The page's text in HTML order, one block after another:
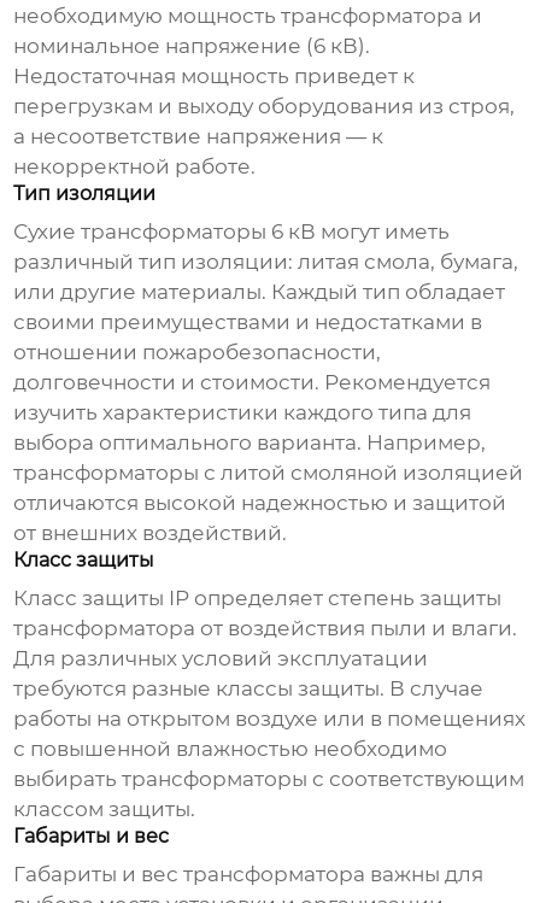
необходимую мощность трансформатора и
номинальное напряжение (6 кВ).
Недостаточная мощность приведет к
перегрузкам и выходу оборудования из строя,
а несоответствие напряжения — к
некорректной работе.
Тип изоляции
Сухие трансформаторы 6 кВ могут иметь
различный тип изоляции: литая смола, бумага,
или другие материалы. Каждый тип обладает
своими преимуществами и недостатками в
отношении пожаробезопасности,
долговечности и стоимости. Рекомендуется
изучить характеристики каждого типа для
выбора оптимального варианта. Например,
трансформаторы с литой смоляной изоляцией
отличаются высокой надежностью и защитой
от внешних воздействий.
Класс защиты
Класс защиты IP определяет степень защиты
трансформатора от воздействия пыли и влаги.
Для различных условий эксплуатации
требуются разные классы защиты. В случае
работы на открытом воздухе или в помещениях
с повышенной влажностью необходимо
выбирать трансформаторы с соответствующим
классом защиты.
Габариты и вес
Габариты и вес трансформатора важны для